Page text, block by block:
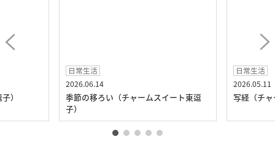
）
日常生活
2026.06.14
季節の移ろい（チャームスイート東逗
子）
日常生活
2026.05.11
写経（チ